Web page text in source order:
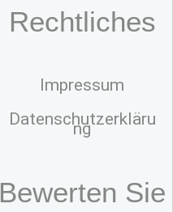
Rechtliches
Impressum
Datenschutzerkläru
ng
Bewerten Sie